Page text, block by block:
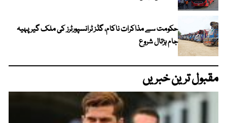
حکومت سے مذاکرات ناکام، گڈز ٹرانسپورٹرز کی ملک گیر پہیہ
جام ہڑتال شروع
مقبول ترین خبریں